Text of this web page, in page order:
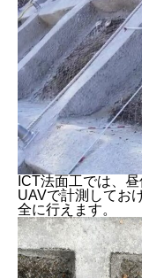
ICT法面工では、
UAVで計測してお
全に行えます。